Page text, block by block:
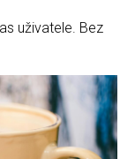
uživatele. Bez